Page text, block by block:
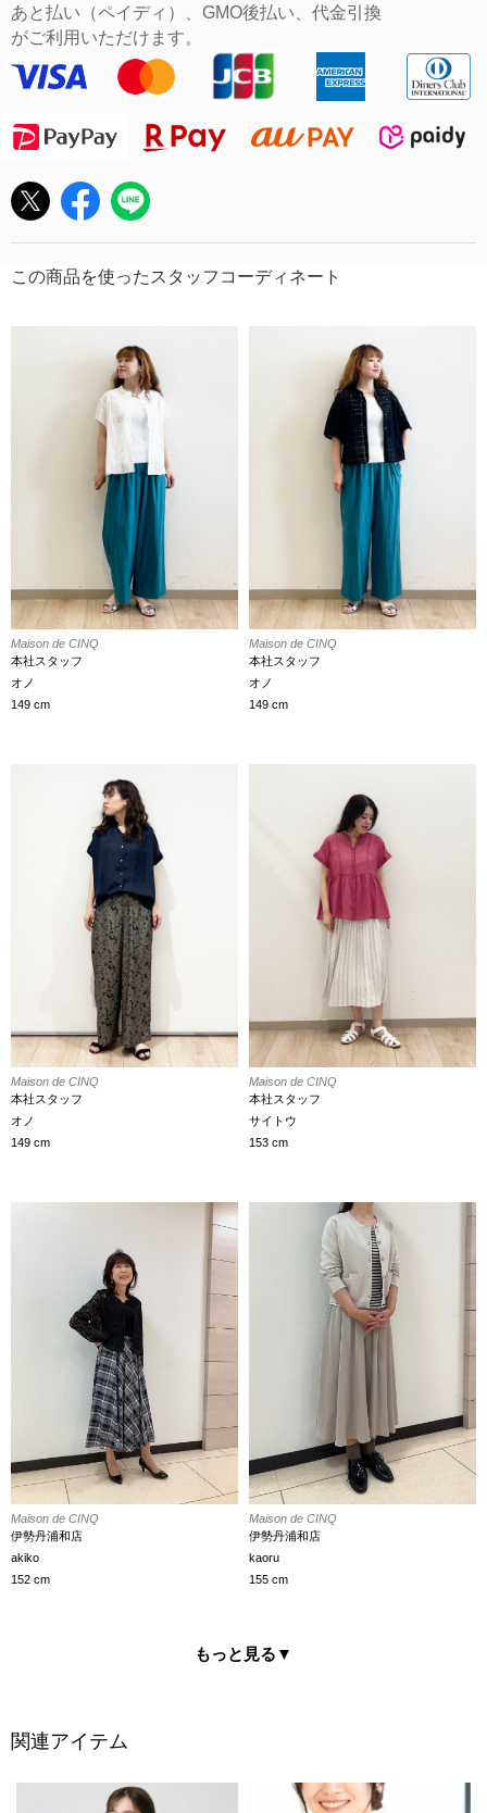
あと払い（ペイディ）、GMO後払い、代金引換
がご利用いただけます。
この商品を使ったスタッフコーディネート
Maison de CINQ
本社スタッフ
オノ
149 cm
Maison de CINQ
本社スタッフ
オノ
149 cm
Maison de CINQ
本社スタッフ
オノ
149 cm
Maison de CINQ
本社スタッフ
サイトウ
153 cm
Maison de CINQ
伊勢丹浦和店
akiko
152 cm
Maison de CINQ
伊勢丹浦和店
kaoru
155 cm
もっと見る ▼
関連アイテム